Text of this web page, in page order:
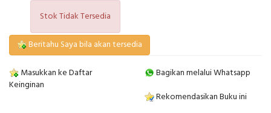
Stok Tidak Tersedia
Beritahu Saya bila akan tersedia
Masukkan ke Daftar
Keinginan
Bagikan melalui Whatsapp
Rekomendasikan Buku ini